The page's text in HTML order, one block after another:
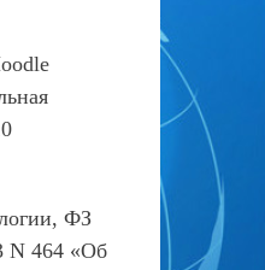
ФЗ
N 464 «Об